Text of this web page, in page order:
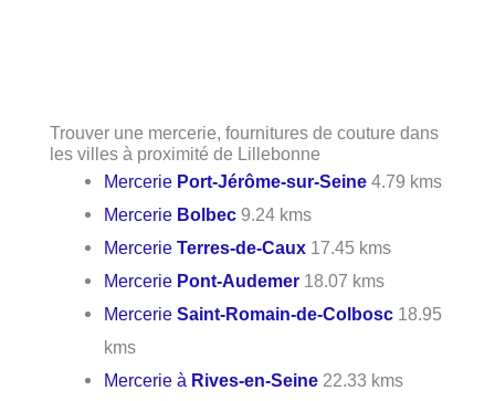
Trouver une mercerie, fournitures de couture dans
les villes à proximité de Lillebonne
Mercerie Port-Jérôme-sur-Seine 4.79 kms
Mercerie Bolbec 9.24 kms
MercerieTerres-de-Caux 17.45 kms
Mercerie Pont-Audemer 18.07 kms
MercerieSaint-Romain-de-Colbosc 18.95
kms
Mercerie à Rives-en-Seine 22.33 kms